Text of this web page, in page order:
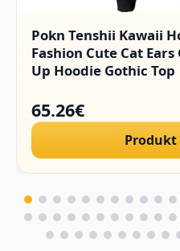
Pokn Tenshii Kawaii
Fashion Cute Cat
Up Hoodie Gothic Top
65.26€
Produkt